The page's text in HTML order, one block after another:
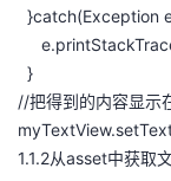
注
开
发
者
的
Programs
我
的
支
}catch(Exception
}
//把得到的内容显示
1.1.2从asset中获取